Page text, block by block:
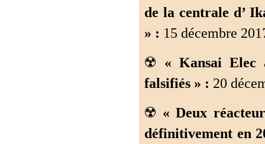
de la centrale d’
» : 15 décembre
☢️ « Kansai Elec
falsifiés » : 20
☢️ « Deux
définitivement en